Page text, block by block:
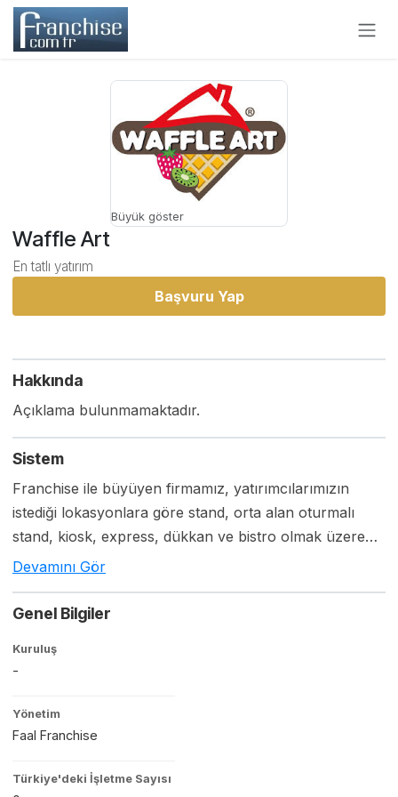
Skip to Content
Büyük göster
Waffle Art
En tatlı yatırım
Başvuru Yap
Hakkında
Açıklama bulunmamaktadır.
Sistem
Franchise ile büyüyen firmamız, yatırımcılarımızın
istediği lokasyonlara göre stand, orta alan oturmalı
stand, kiosk, express, dükkan ve bistro olmak üzere
çeşitli imkanlar sunmaktadır.
Devamını Gör
Genel Bilgiler
Kuruluş
-
Yönetim
Faal Franchise
Türkiye'deki İşletme Sayısı